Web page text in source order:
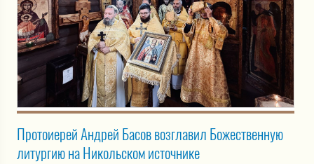
Протоиерей Андрей Басов возглавил Божественную
литургию на Никольском источнике